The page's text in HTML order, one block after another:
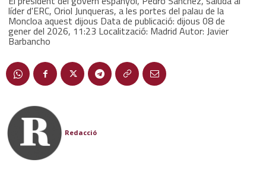
líder d'ERC, Oriol Junqueras, a les portes del palau de la
Moncloa aquest dijous Data de publicació: dijous 08 de
gener del 2026, 11:23 Localització: Madrid Autor: Javier
Barbancho
Redacció